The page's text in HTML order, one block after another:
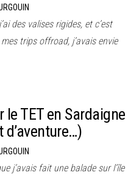
des valises rigides, et c’est
trips offroad, j’avais envie
TET en Sardaigne
j’avais fait une balade sur l’île